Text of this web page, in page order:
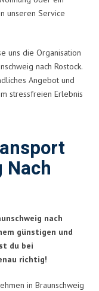
unseren Service
uns die Organisation
nach Rostock.
Angebot und
stressfreien Erlebnis
Nach
nach
günstigen und
du bei
richtig!
in Braunschweig